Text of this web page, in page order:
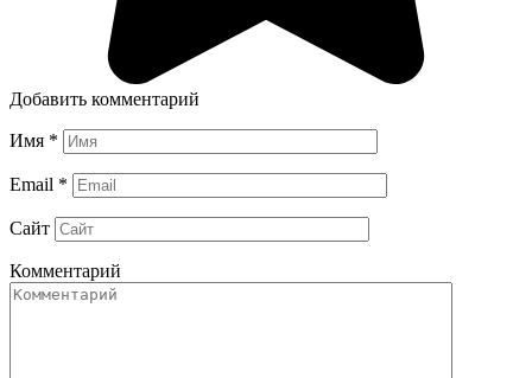
Добавить комментарий
Имя *
Email *
Сайт
Комментарий